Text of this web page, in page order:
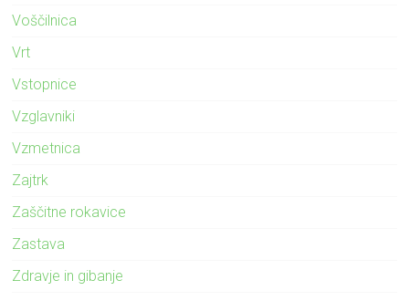
Voščilnica
Vrt
Vstopnice
Vzglavniki
Vzmetnica
Zajtrk
Zaščitne rokavice
Zastava
Zdravje in gibanje